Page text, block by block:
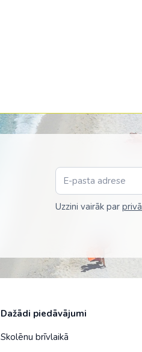
Šrilanka
Uzbekistāna
Uzzini vairāk par
Dažādi piedāvājumi
Skolēnu brīvlaikā